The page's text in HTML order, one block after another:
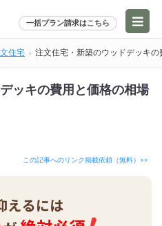
一括プラン請求はこちら
住宅 注文住宅・新築のウッドデッキ
ッキの費用と価格の相場
この記事へのリンク掲載依頼（無料）>>